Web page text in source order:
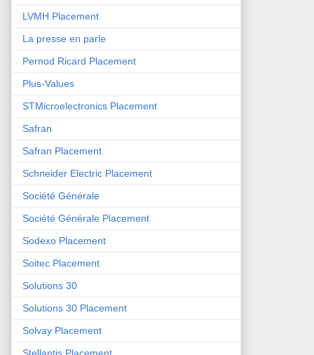
LVMH Placement
La presse en parle
Pernod Ricard Placement
Plus-Values
STMicroelectronics Placement
Safran
Safran Placement
Schneider Electric Placement
Société Générale
Société Générale Placement
Sodexo Placement
Soitec Placement
Solutions 30
Solutions 30 Placement
Solvay Placement